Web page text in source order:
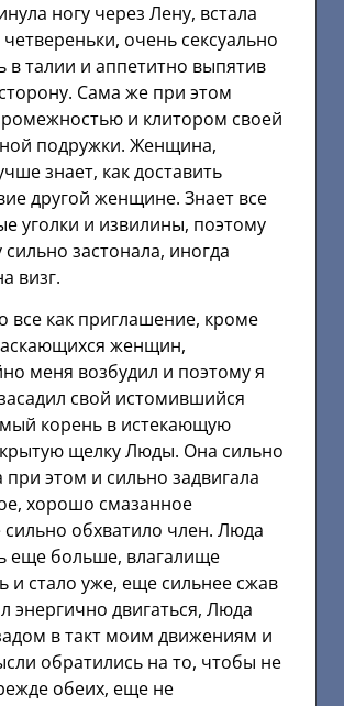
ногу через Лену, встала
очень сексуально
в талии и аппетитно выпятив
Сама же при этом
и клитором своей
подружки. Женщина,
знает, как доставить
другой женщине. Знает все
уголки и извилины, поэтому
сильно застонала, иногда
визг.
все как приглашение, кроме
женщин,
меня возбудил и поэтому я
свой истомившийся
корень в истекающую
щелку Люды. Она сильно
при этом и сильно задвигала
хорошо смазанное
сильно обхватило член. Люда
еще больше, влагалище
и стало уже, еще сильнее сжав
энергично двигаться, Люда
в такт моим движениям и
обратились на то, чтобы не
обеих, еще не